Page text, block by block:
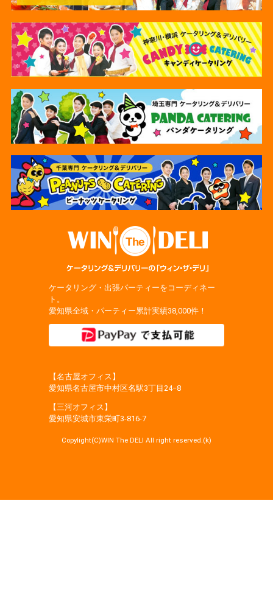
ケータリング・出張パーティーをコーディネー
ト。
愛知県全域・パーティー累計実績38,000件！
【名古屋オフィス】
愛知県名古屋市中村区名駅3丁目24−8
【三河オフィス】
愛知県安城市東栄町3‐816‐7
Copylight(C)WIN The DELI All right reserved.(k)